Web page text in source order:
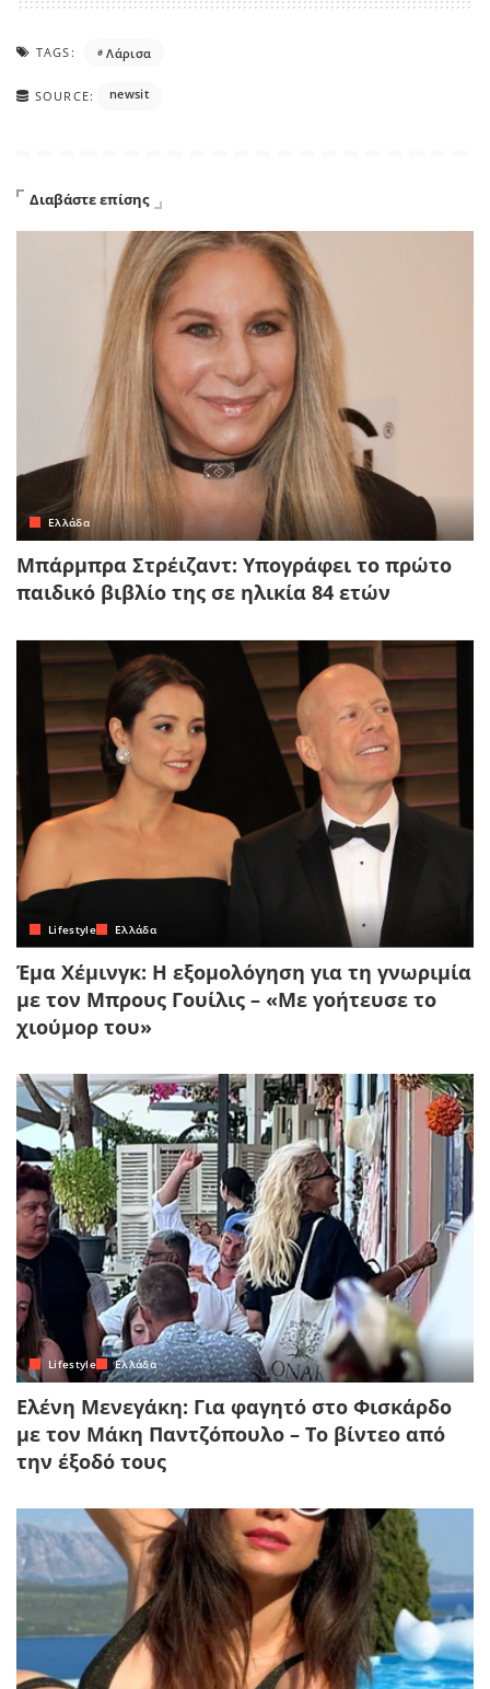
TAGS: Λάρισα
SOURCE: newsit
Διαβάστε επίσης
Ελλάδα
Μπάρμπρα Στρέιζαντ: Υπογράφει το πρώτο
παιδικό βιβλίο της σε ηλικία 84 ετών
Lifestyle Ελλάδα
Έμα Χέμινγκ: Η εξομολόγηση για τη γνωριμία
με τον Μπρους Γουίλις – «Με γοήτευσε το
χιούμορ του»
Lifestyle Ελλάδα
Ελένη Μενεγάκη: Για φαγητό στο Φισκάρδο
με τον Μάκη Παντζόπουλο – Το βίντεο από
την έξοδό τους